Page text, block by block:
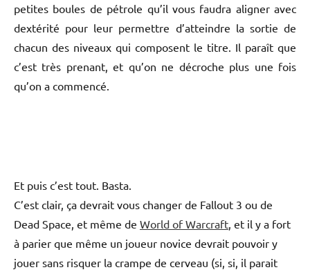
petites boules de pétrole qu’il vous faudra aligner avec
dextérité pour leur permettre d’atteindre la sortie de
chacun des niveaux qui composent le titre. Il paraît que
c’est très prenant, et qu’on ne décroche plus une fois
qu’on a commencé.
Et puis c’est tout. Basta.
C’est clair, ça devrait vous changer de Fallout 3 ou de
Dead Space, et même de World of Warcraft , et il y a fort
à parier que même un joueur novice devrait pouvoir y
jouer sans risquer la crampe de cerveau (si, si, il parait